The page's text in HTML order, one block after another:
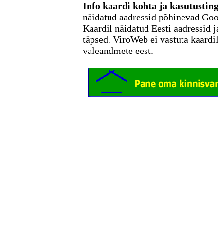
Info kaardi kohta ja
näidatud aadressid põhinevad
Kaardil näidatud Eesti aadressid
täpsed. ViroWeb ei vastuta
valeandmete eest.